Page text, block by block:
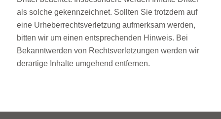
als solche gekennzeichnet. Sollten Sie trotzdem auf
eine Urheberrechtsverletzung aufmerksam werden,
bitten wir um einen entsprechenden Hinweis. Bei
Bekanntwerden von Rechtsverletzungen werden wir
derartige Inhalte umgehend entfernen.